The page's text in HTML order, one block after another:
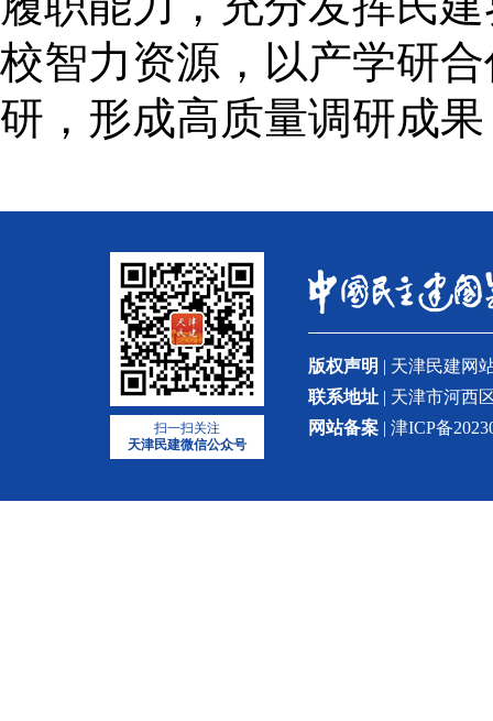
校智力资源，以产学研
研，形成高质量调研成
扫一扫关注
天津民建微信公众号
版权声明 | 天津民建网
联系地址 | 天津市河西
网站备案 | 津ICP备